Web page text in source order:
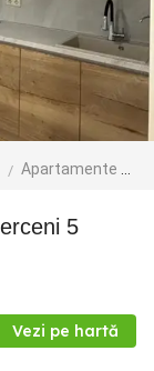
Apartamente de vanzare
Vezi pe hartă